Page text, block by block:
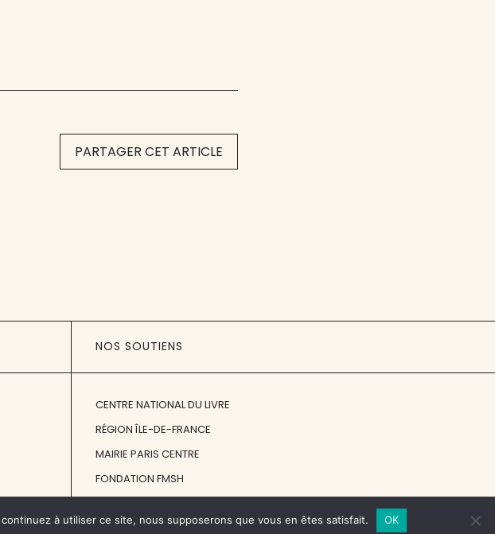
PARTAGER CET ARTICLE
NOS SOUTIENS
CENTRE NATIONAL DU LIVRE
RÉGION ÎLE-DE-FRANCE
MAIRIE PARIS CENTRE
FONDATION FMSH
© 1998 - 2026, ENT'REVUES
à utiliser ce site, nous supposerons que vous en êtes satisfait. OK